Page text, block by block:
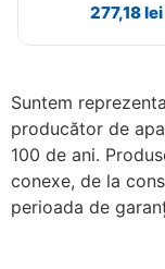
277,18lei
Suntem
producător de
100 de ani.
conexe, de la
perioada de